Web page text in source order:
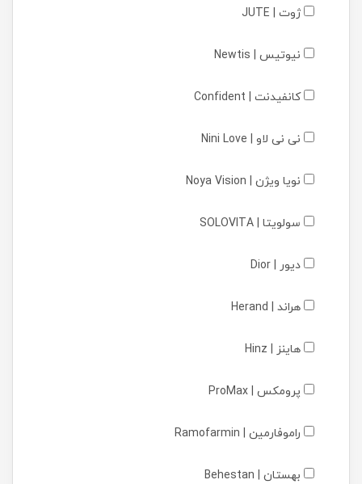
ژوت | JUTE
نیوتیس | Newtis
کانفیدنت | Confident
نی نی لاو | Nini Love
نویا ویژن | Noya Vision
سولویتا | SOLOVITA
دیور | Dior
هراند | Herand
هاینز | Hinz
پرومکس | ProMax
راموفارمین | Ramofarmin
بهستان | Behestan